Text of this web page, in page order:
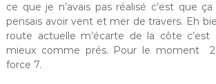
ce que je n’avais pas réalisé c’est que
pensais avoir vent et mer de travers. Eh
route actuelle m’écarte de la côte
mieux comme prés. Pour le moment 2
force 7.